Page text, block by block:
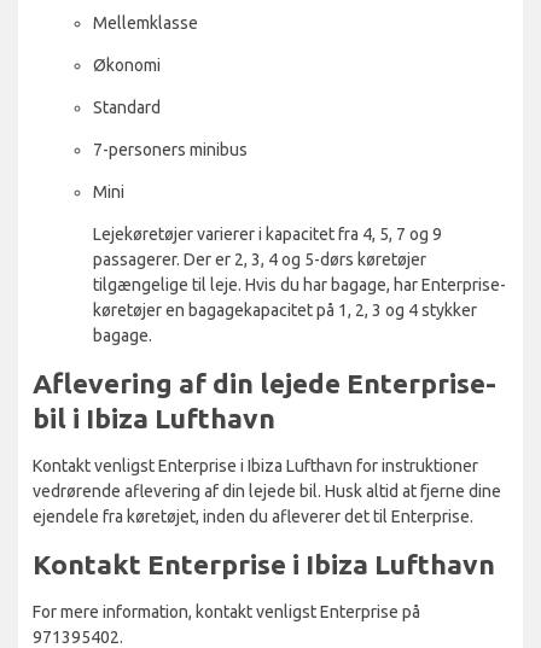
Mellemklasse
Økonomi
Standard
7-personers minibus
Mini
Lejekøretøjer varierer i kapacitet fra 4, 5, 7 og 9
passagerer. Der er 2, 3, 4 og 5-dørs køretøjer
tilgængelige til leje. Hvis du har bagage, har Enterprise-
køretøjer en bagagekapacitet på 1, 2, 3 og 4 stykker
bagage.
Aflevering af din lejede Enterprise-
bil i Ibiza Lufthavn
Kontakt venligst Enterprise i Ibiza Lufthavn for instruktioner
vedrørende aflevering af din lejede bil. Husk altid at fjerne dine
ejendele fra køretøjet, inden du afleverer det til Enterprise.
Kontakt Enterprise i Ibiza Lufthavn
For mere information, kontakt venligst Enterprise på
971395402.